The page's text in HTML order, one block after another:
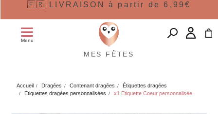
🇫🇷 LIVRAISON à partir de 6,99€
Menu
MES FÊTES
Accueil Dragées Contenant dragées
Étiquettes dragées
Etiquettes dragées personnalisées
x1 Etiquette Coeur personnalisée